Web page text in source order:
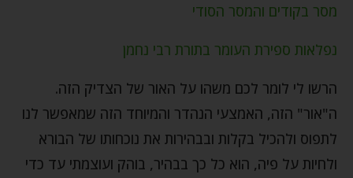
מסר בקודים והמסר הסודי
נפלאות ספירת העומר בתורת רבי נחמן
הרשו לי לומר לכם משהו על האור של הצדיק הזה.
ה"אור" הזה, האמצעי הנהדר והמיוחד הזה שמאפשר לנו
לתפוס ולהכיל בקלות ובבהירות את נוכחותו של הבורא
ולחיות על פיה, הוא כל כך בבהיר, בוהק ועוצמתי עד כדי